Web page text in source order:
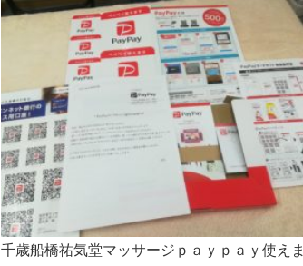
千歳船橋祐気堂マッサージｐａｙｐａｙ使えま